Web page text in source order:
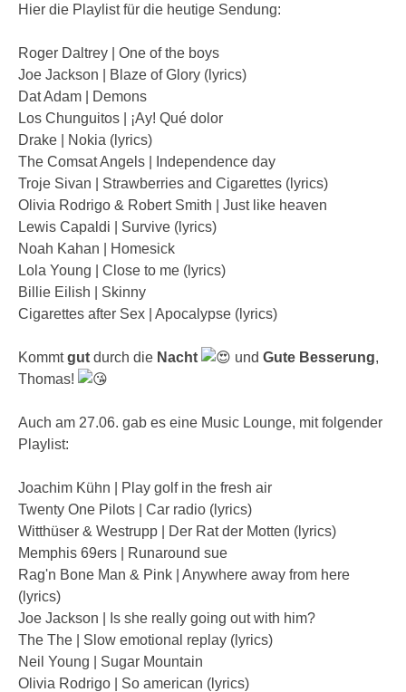
Hier die Playlist für die heutige Sendung:
Roger Daltrey | One of the boys
Joe Jackson | Blaze of Glory (lyrics)
Dat Adam | Demons
Los Chunguitos | ¡Ay! Qué dolor
Drake | Nokia (lyrics)
The Comsat Angels | Independence day
Troje Sivan | Strawberries and Cigarettes (lyrics)
Olivia Rodrigo & Robert Smith | Just like heaven
Lewis Capaldi | Survive (lyrics)
Noah Kahan | Homesick
Lola Young | Close to me (lyrics)
Billie Eilish | Skinny
Cigarettes after Sex | Apocalypse (lyrics)
Kommtgut durch die Nacht und Gute Besserung,
Thomas!
Auch am 27.06. gab es eine Music Lounge, mit folgender
Playlist:
Joachim Kühn | Play golf in the fresh air
Twenty One Pilots | Car radio (lyrics)
Witthüser & Westrupp | Der Rat der Motten (lyrics)
Memphis 69ers | Runaround sue
Rag'n Bone Man & Pink | Anywhere away from here
(lyrics)
Joe Jackson | Is she really going out with him?
The The | Slow emotional replay (lyrics)
Neil Young | Sugar Mountain
Olivia Rodrigo | So american (lyrics)